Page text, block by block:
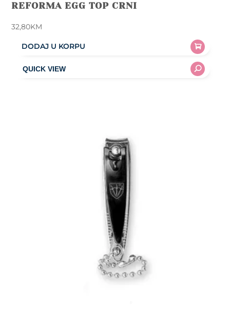
REFORMA EGG TOP CRNI
32,80KM
DODAJ U KORPU